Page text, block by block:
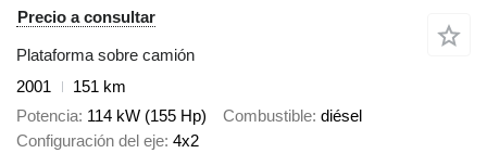
Precio a consultar
Plataforma sobre camión
2001
151 km
Potencia 114 kW (155 Hp) Combustible diésel
Configuración del eje 4x2